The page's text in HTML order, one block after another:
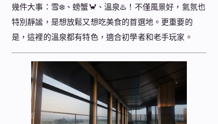
幾件大事：雪❄️、螃蟹🦀、溫泉♨️！不僅風景好，氣氛也
特別靜謐，是想放鬆又想吃美食的首選地。更重要的
是，這裡的溫泉都有特色，適合初學者和老手玩家。